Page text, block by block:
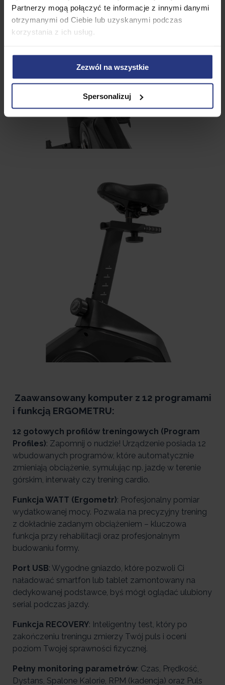
Partnerzy mogą połączyć te informacje z innymi danymi
otrzymanymi od Ciebie lub uzyskanymi podczas
korzystania z ich usług.
Zezwól na wszystkie
Spersonalizuj
Zaawansowany komputer z 12 programami
i funkcją ERGOMETRU:
12 gotowych profilów treningowych (Program
Profiles): Zapomnij o nudzie! Urządzenie posiada 12
wbudowanych programów, które automatycznie
zmieniają obciążenie, symulując np. jazdę w terenie
górskim, interwały czy trening cardio.
Funkcja WATT (Ergometr): Profesjonalny pomiar
wydatkowanej mocy. Pozwala na precyzyjny trening
z dokładnie zadanym obciążeniem – kluczowa
funkcja przy rehabilitacji oraz profesjonalnym
budowaniu formy.
Port USB: Wygodne gniazdo, które pozwoli Ci
naładować smartfon lub tablet zamontowany na
dedykowanej podstawce, byś mógł oglądać ulubiony
serial podczas jazdy.
Funkcja RECOVERY: Inteligentny test, który po
zakończeniu treningu zmierzy Twój puls i oceni
poziom Twojej sprawności fizycznej.
Pełny monitoring parametrów: Czas, Prędkość,
Dystans, Spalone Kalorie, RPM (kadencja) oraz Puls